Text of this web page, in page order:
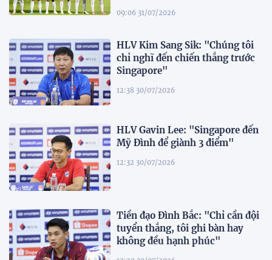
09:06 31/07/2026
HLV Kim Sang Sik: "Chúng tôi
chỉ nghĩ đến chiến thắng trước
Singapore"
12:38 30/07/2026
HLV Gavin Lee: "Singapore đến
Mỹ Đình để giành 3 điểm"
12:32 30/07/2026
Tiền đạo Đình Bắc: "Chỉ cần đội
tuyển thắng, tôi ghi bàn hay
không đều hạnh phúc"